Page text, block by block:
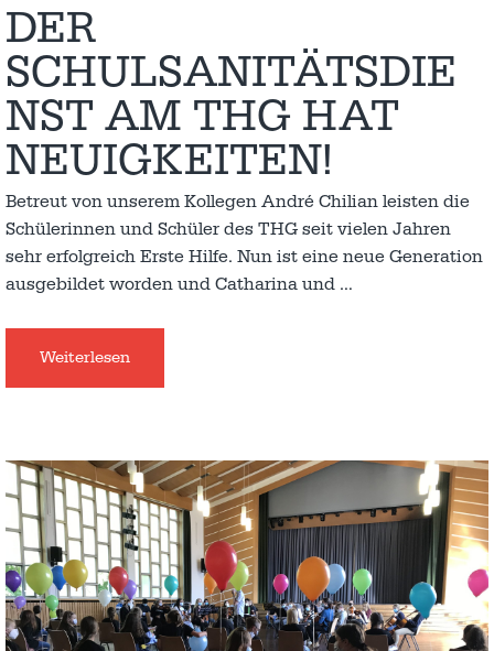
DER
SCHULSANITÄTSDIE
NST AM THG HAT
NEUIGKEITEN!
Betreut von unserem Kollegen André Chilian leisten die
Schülerinnen und Schüler des THG seit vielen Jahren
sehr erfolgreich Erste Hilfe. Nun ist eine neue Generation
ausgebildet worden und Catharina und …
Weiterlesen